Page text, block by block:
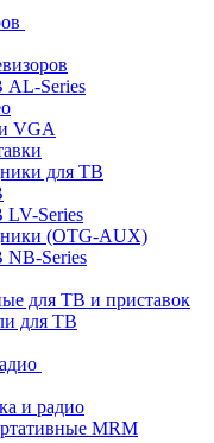
Series
VGA
для ТВ
Series
(OTG-AUX)
Series
для ТВ и приставок
для ТВ
и радио
MRM